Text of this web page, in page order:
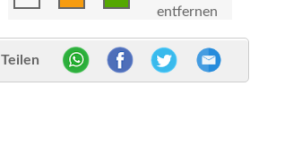
entfernen
Teilen